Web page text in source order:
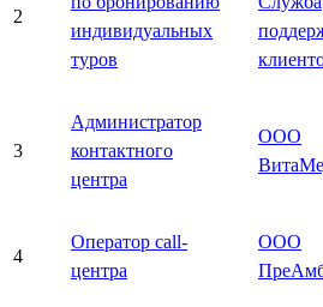
2
индивидуальных
туров
3
Администратор
контактного
центра
ООО
4
Оператор call-
центра
ООО